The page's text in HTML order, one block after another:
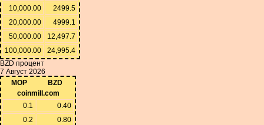
10,000.00
2499.5
20,000.00
4999.1
50,000.00
12,497.7
100,000.00
24,995.4
BZD процент
7 Август 2026
MOP
BZD
coinmill.com
0.1
0.40
0.2
0.80